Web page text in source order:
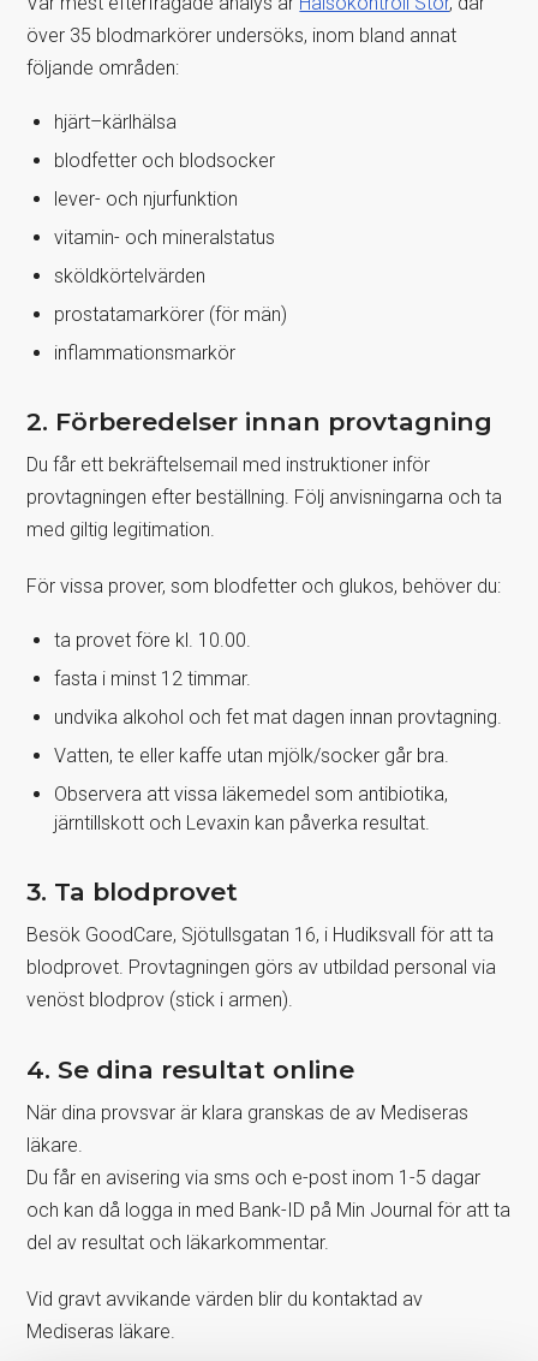
över 35 blodmarkörer undersöks, inom bland annat
följande områden:
hjärt–kärlhälsa
blodfetter och blodsocker
lever- och njurfunktion
vitamin- och mineralstatus
sköldkörtelvärden
prostatamarkörer (för män)
inflammationsmarkör
2. Förberedelser innan provtagning
Du får ett bekräftelsemail med instruktioner inför
provtagningen efter beställning. Följ anvisningarna och ta
med giltig legitimation.
För vissa prover, som blodfetter och glukos, behöver du:
ta provet före kl. 10.00.
fasta i minst 12 timmar.
undvika alkohol och fet mat dagen innan provtagning.
Vatten, te eller kaffe utan mjölk/socker går bra.
Observera att vissa läkemedel som antibiotika,
järntillskott och Levaxin kan påverka resultat.
3. Ta blodprovet
Besök GoodCare, Sjötullsgatan 16, i Hudiksvall för att ta
blodprovet. Provtagningen görs av utbildad personal via
venöst blodprov (stick i armen).
4. Se dina resultat online
När dina provsvar är klara granskas de av Mediseras
läkare.
Du får en avisering via sms och e-post inom 1-5 dagar
och kan då logga in med Bank-ID på Min Journal för att ta
del av resultat och läkarkommentar.
Vid gravt avvikande värden blir du kontaktad av
Mediseras läkare.